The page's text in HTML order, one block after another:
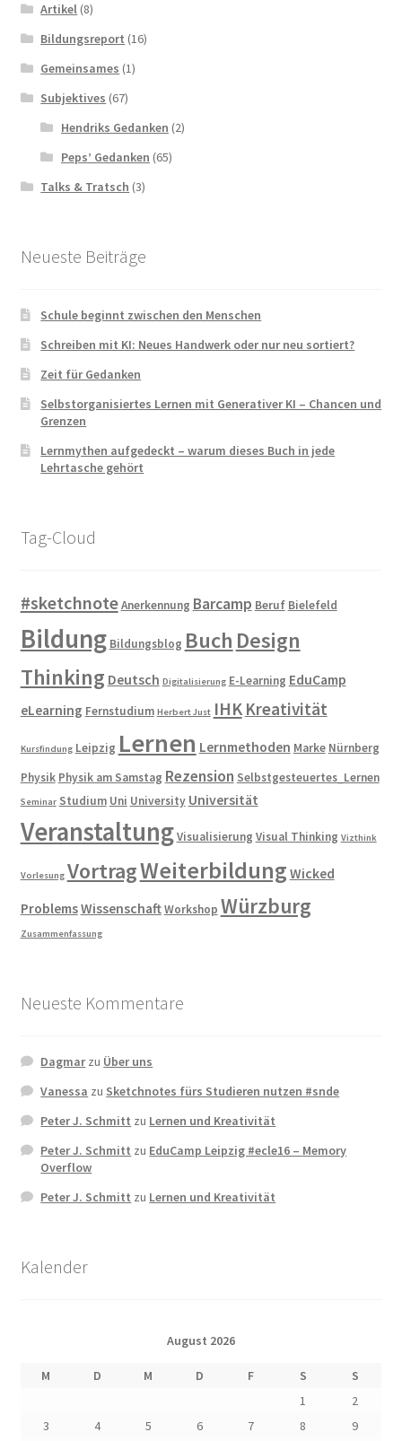
Artikel (8)
Bildungsreport (16)
Gemeinsames (1)
Subjektives (67)
Hendriks Gedanken (2)
Peps’ Gedanken (65)
Talks & Tratsch (3)
Neueste Beiträge
Schule beginnt zwischen den Menschen
Schreiben mit KI: Neues Handwerk oder nur neu sortiert?
Zeit für Gedanken
Selbstorganisiertes Lernen mit Generativer KI – Chancen und
Grenzen
Lernmythen aufgedeckt – warum dieses Buch in jede
Lehrtasche gehört
Tag-Cloud
#sketchnoteAnerkennung Barcamp Beruf Bielefeld
Bildung Bildungsblog Buch Design
Thinking Deutsch Digitalisierung E-Learning EduCamp
eLearning Fernstudium Herbert Just IHK Kreativität
Kursfindung Leipzig Lernen Lernmethoden Marke Nürnberg
Physik Physik am Samstag Rezension Selbstgesteuertes_Lernen
Seminar Studium Uni University Universität
VeranstaltungVisualisierung Visual Thinking Vizthink
Vorlesung VortragWeiterbildung Wicked
ProblemsWissenschaftWorkshop Würzburg
Zusammenfassung
Neueste Kommentare
Dagmarzu Über uns
Vanessa zu Sketchnotes fürs Studieren nutzen #snde
Peter J. Schmitt zu Lernen und Kreativität
Peter J. Schmitt zu EduCamp Leipzig #ecle16 – Memory
Overflow
Peter J. Schmitt zu Lernen und Kreativität
Kalender
August 2026
M D M D F S
S
1
2
3
4 5 6 7 8
9